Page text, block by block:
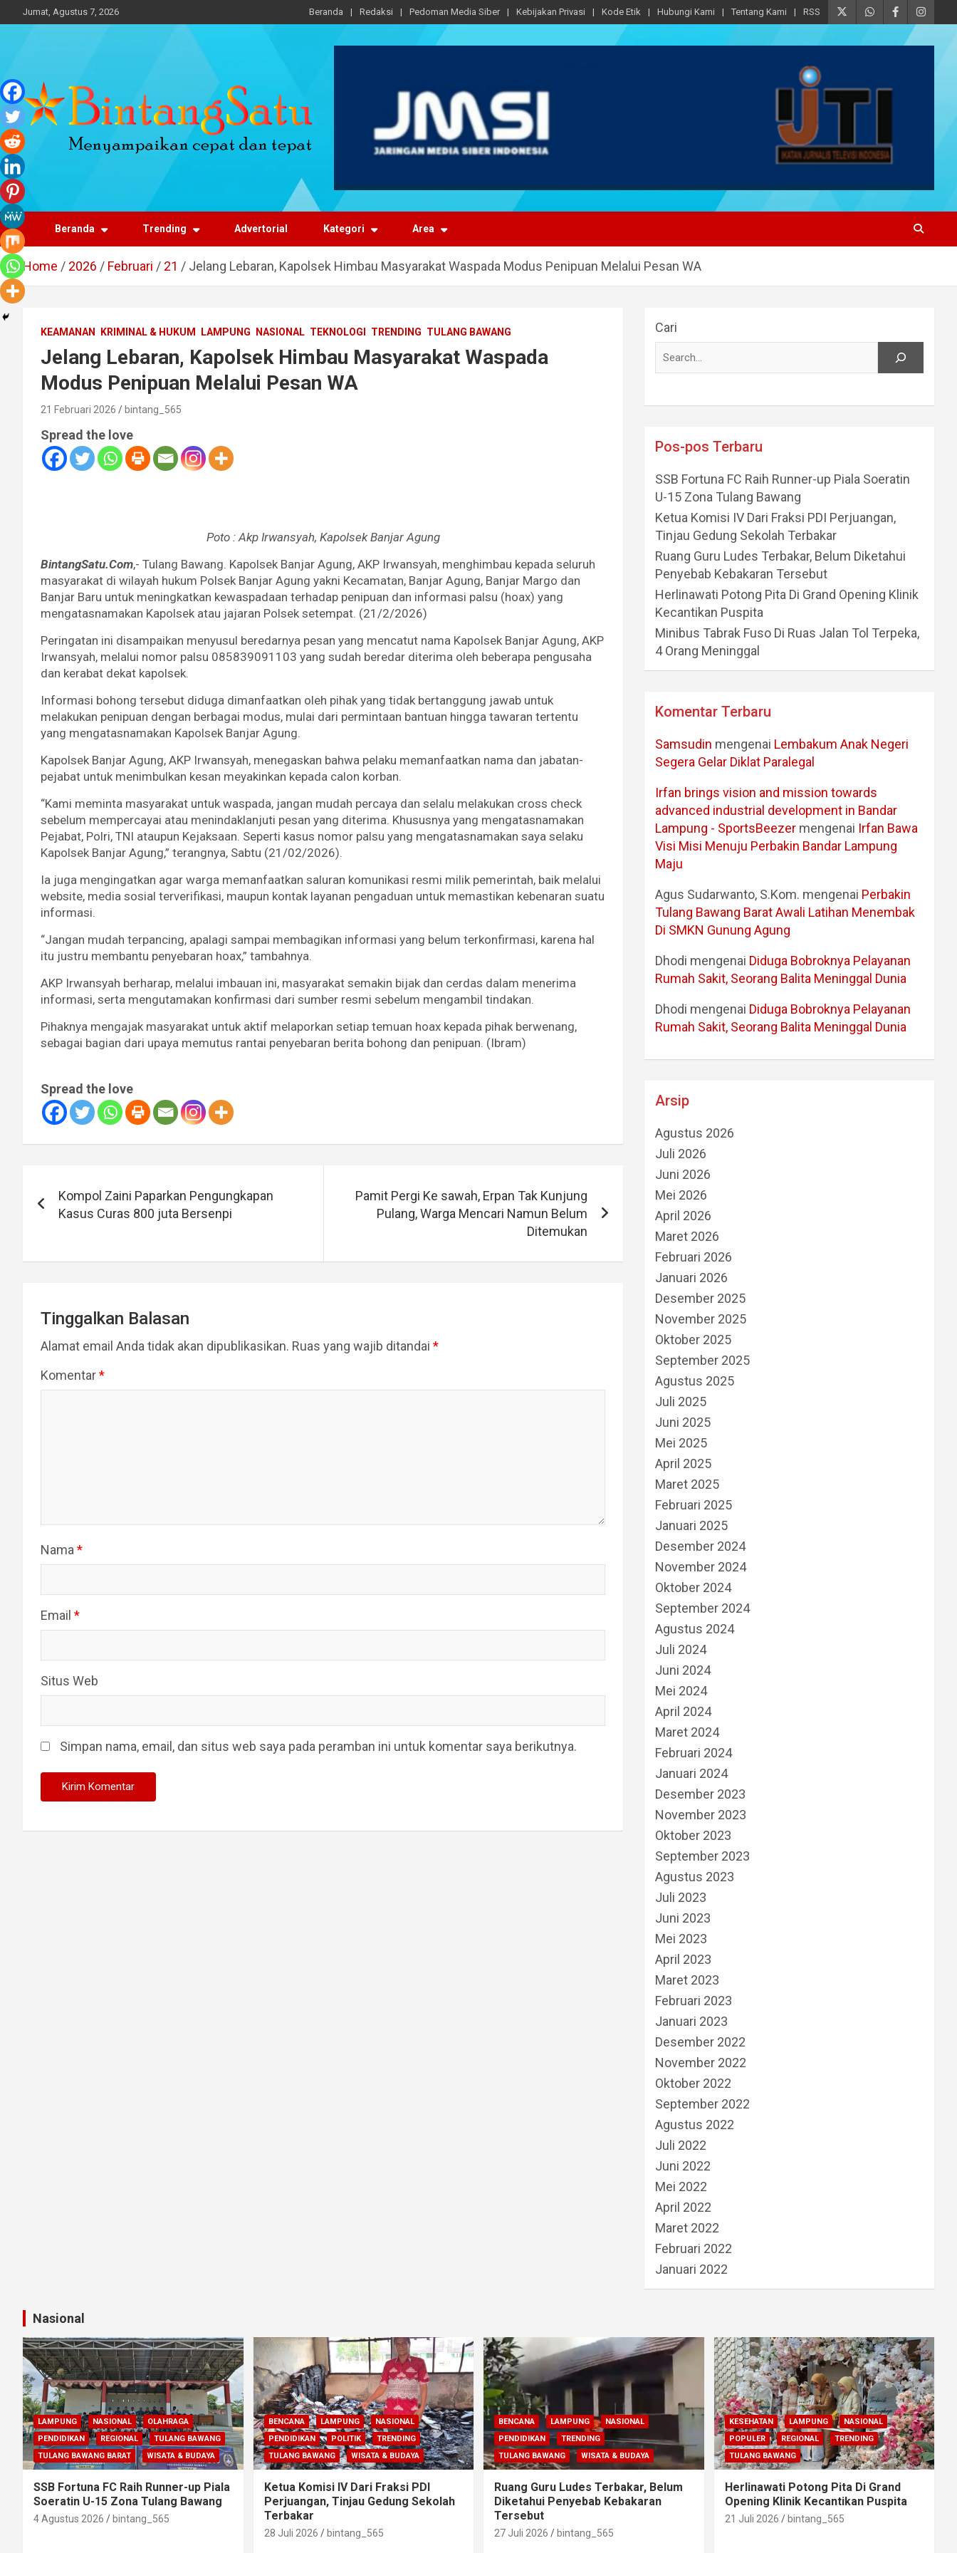
to
Jumat, Agustus 7, 2026 Beranda Redaksi Pedoman Media Siber Kebijakan Privasi Kode Etik Hubungi Kami Tentang Kami RSS
Portal Berita Nasional
dan Regional
Beranda Trending Advertorial Kategori Area
Home 2026 Februari 21 Jelang Lebaran, Kapolsek Himbau Masyarakat Waspada Modus Penipuan Melalui Pesan WA
KEAMANAN KRIMINAL & HUKUM LAMPUNG NASIONAL TEKNOLOGI TRENDING TULANG BAWANG
Jelang Lebaran, Kapolsek Himbau Masyarakat Waspada
Modus Penipuan Melalui Pesan WA
21 Februari 2026 bintang_565
Spread the love
Poto : Akp Irwansyah, Kapolsek Banjar Agung
BintangSatu.Com,- Tulang Bawang. Kapolsek Banjar Agung, AKP Irwansyah, menghimbau kepada seluruh
masyarakat di wilayah hukum Polsek Banjar Agung yakni Kecamatan, Banjar Agung, Banjar Margo dan
Banjar Baru untuk meningkatkan kewaspadaan terhadap penipuan dan informasi palsu (hoax) yang
mengatasnamakan Kapolsek atau jajaran Polsek setempat. (21/2/2026)
Peringatan ini disampaikan menyusul beredarnya pesan yang mencatut nama Kapolsek Banjar Agung, AKP
Irwansyah, melalui nomor palsu 085839091103 yang sudah beredar diterima oleh beberapa pengusaha
dan kerabat dekat kapolsek.
Informasi bohong tersebut diduga dimanfaatkan oleh pihak yang tidak bertanggung jawab untuk
melakukan penipuan dengan berbagai modus, mulai dari permintaan bantuan hingga tawaran tertentu
yang mengatasnamakan Kapolsek Banjar Agung.
Kapolsek Banjar Agung, AKP Irwansyah, menegaskan bahwa pelaku memanfaatkan nama dan jabatan-
pejabat untuk menimbulkan kesan meyakinkan kepada calon korban.
“Kami meminta masyarakat untuk waspada, jangan mudah percaya dan selalu melakukan cross check
sebelum mempercayai atau menindaklanjuti pesan yang diterima. Khususnya yang mengatasnamakan
Pejabat, Polri, TNI ataupun Kejaksaan. Seperti kasus nomor palsu yang mengatasnamakan saya selaku
Kapolsek Banjar Agung,” terangnya, Sabtu (21/02/2026).
Ia juga mengingatkan agar warga memanfaatkan saluran komunikasi resmi milik pemerintah, baik melalui
website, media sosial terverifikasi, maupun kontak layanan pengaduan untuk memastikan kebenaran suatu
informasi.
“Jangan mudah terpancing, apalagi sampai membagikan informasi yang belum terkonfirmasi, karena hal
itu justru membantu penyebaran hoax,” tambahnya.
AKP Irwansyah berharap, melalui imbauan ini, masyarakat semakin bijak dan cerdas dalam menerima
informasi, serta mengutamakan konfirmasi dari sumber resmi sebelum mengambil tindakan.
Pihaknya mengajak masyarakat untuk aktif melaporkan setiap temuan hoax kepada pihak berwenang,
sebagai bagian dari upaya memutus rantai penyebaran berita bohong dan penipuan. (Ibram)
Spread the love
pos
Kompol Zaini Paparkan Pengungkapan
Kasus Curas 800 juta Bersenpi
Pamit Pergi Ke sawah, Erpan Tak Kunjung
Pulang, Warga Mencari Namun Belum
Ditemukan
Tinggalkan Balasan
Alamat email Anda tidak akan dipublikasikan. Ruas yang wajib ditandai *
Komentar*
Nama *
Email *
Situs Web
Simpan nama, email, dan situs web saya pada peramban ini untuk komentar saya berikutnya.
Cari
Pos-pos Terbaru
SSB Fortuna FC Raih Runner-up Piala Soeratin
U-15 Zona Tulang Bawang
Ketua Komisi IV Dari Fraksi PDI Perjuangan,
Tinjau Gedung Sekolah Terbakar
Ruang Guru Ludes Terbakar, Belum Diketahui
Penyebab Kebakaran Tersebut
Herlinawati Potong Pita Di Grand Opening Klinik
Kecantikan Puspita
Minibus Tabrak Fuso Di Ruas Jalan Tol Terpeka,
4 Orang Meninggal
Komentar Terbaru
Samsudin mengenai Lembakum Anak Negeri
Segera Gelar Diklat Paralegal
Irfan brings vision and mission towards
advanced industrial development in Bandar
Lampung - SportsBeezer mengenai Irfan Bawa
Visi Misi Menuju Perbakin Bandar Lampung
Maju
Agus Sudarwanto, S.Kom. mengenai Perbakin
Tulang Bawang Barat Awali Latihan Menembak
Di SMKN Gunung Agung
Dhodi mengenai Diduga Bobroknya Pelayanan
Rumah Sakit, Seorang Balita Meninggal Dunia
Dhodi mengenai Diduga Bobroknya Pelayanan
Rumah Sakit, Seorang Balita Meninggal Dunia
Arsip
Agustus 2026
Juli 2026
Juni 2026
Mei 2026
April 2026
Maret 2026
Februari 2026
Januari 2026
Desember 2025
November 2025
Oktober 2025
September 2025
Agustus 2025
Juli 2025
Juni 2025
Mei 2025
April 2025
Maret 2025
Februari 2025
Januari 2025
Desember 2024
November 2024
Oktober 2024
September 2024
Agustus 2024
Juli 2024
Juni 2024
Mei 2024
April 2024
Maret 2024
Februari 2024
Januari 2024
Desember 2023
November 2023
Oktober 2023
September 2023
Agustus 2023
Juli 2023
Juni 2023
Mei 2023
April 2023
Maret 2023
Februari 2023
Januari 2023
Desember 2022
November 2022
Oktober 2022
September 2022
Agustus 2022
Juli 2022
Juni 2022
Mei 2022
April 2022
Maret 2022
Februari 2022
Januari 2022
Nasional
LAMPUNG NASIONAL
OLAHRAGA
PENDIDIKAN
REGIONAL
TULANG BAWANG
TULANG BAWANG BARAT
WISATA & BUDAYA
SSB Fortuna FC Raih Runner-up Piala
Soeratin U-15 Zona Tulang Bawang
4 Agustus 2026 bintang_565
BENCANA LAMPUNG
NASIONAL
PENDIDIKAN
POLITIK
TRENDING
TULANG BAWANG
WISATA & BUDAYA
Ketua Komisi IV Dari Fraksi PDI
Perjuangan, Tinjau Gedung Sekolah
Terbakar
28 Juli 2026 bintang_565
BENCANA LAMPUNG
NASIONAL
PENDIDIKAN
TRENDING
TULANG BAWANG
WISATA & BUDAYA
Ruang Guru Ludes Terbakar, Belum
Diketahui Penyebab Kebakaran
Tersebut
27 Juli 2026 bintang_565
KESEHATAN LAMPUNG
NASIONAL
POPULER
REGIONAL
TRENDING
TULANG BAWANG
Herlinawati Potong Pita Di Grand
Opening Klinik Kecantikan Puspita
21 Juli 2026 bintang_565